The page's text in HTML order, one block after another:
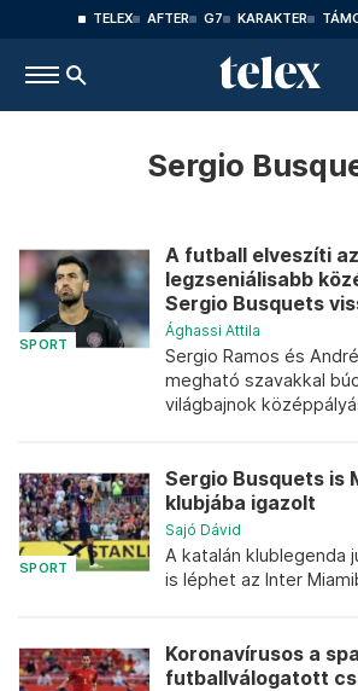
TELEX AFTER G7 KARAKTER
Sergio
SPORT
A futball elveszíti
legzseniálisabb
Sergio Busquets
Ághassi Attila
Sergio Ramos és
megható szavakkal
világbajnok
SPORT
Sergio Busquets is
klubjába igazolt
Sajó Dávid
A katalán klublegenda
is léphet az Inter
Koronavírusos a
futballválogatott